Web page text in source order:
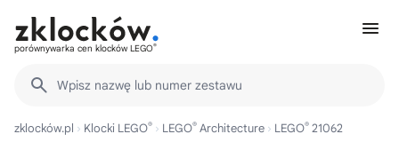
porównywarka cen klocków LEGO®
Wpisz nazwę lub numer zestawu
zklocków.pl Klocki LEGO® LEGO® Architecture LEGO® 21062